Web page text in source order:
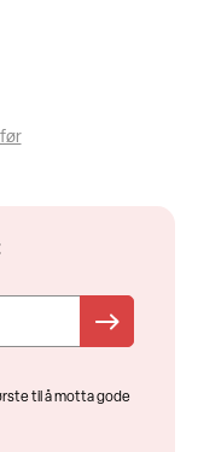
til å motta gode